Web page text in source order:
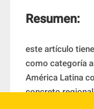
Resumen:
este artículo
como categoría
América Latina
concreto